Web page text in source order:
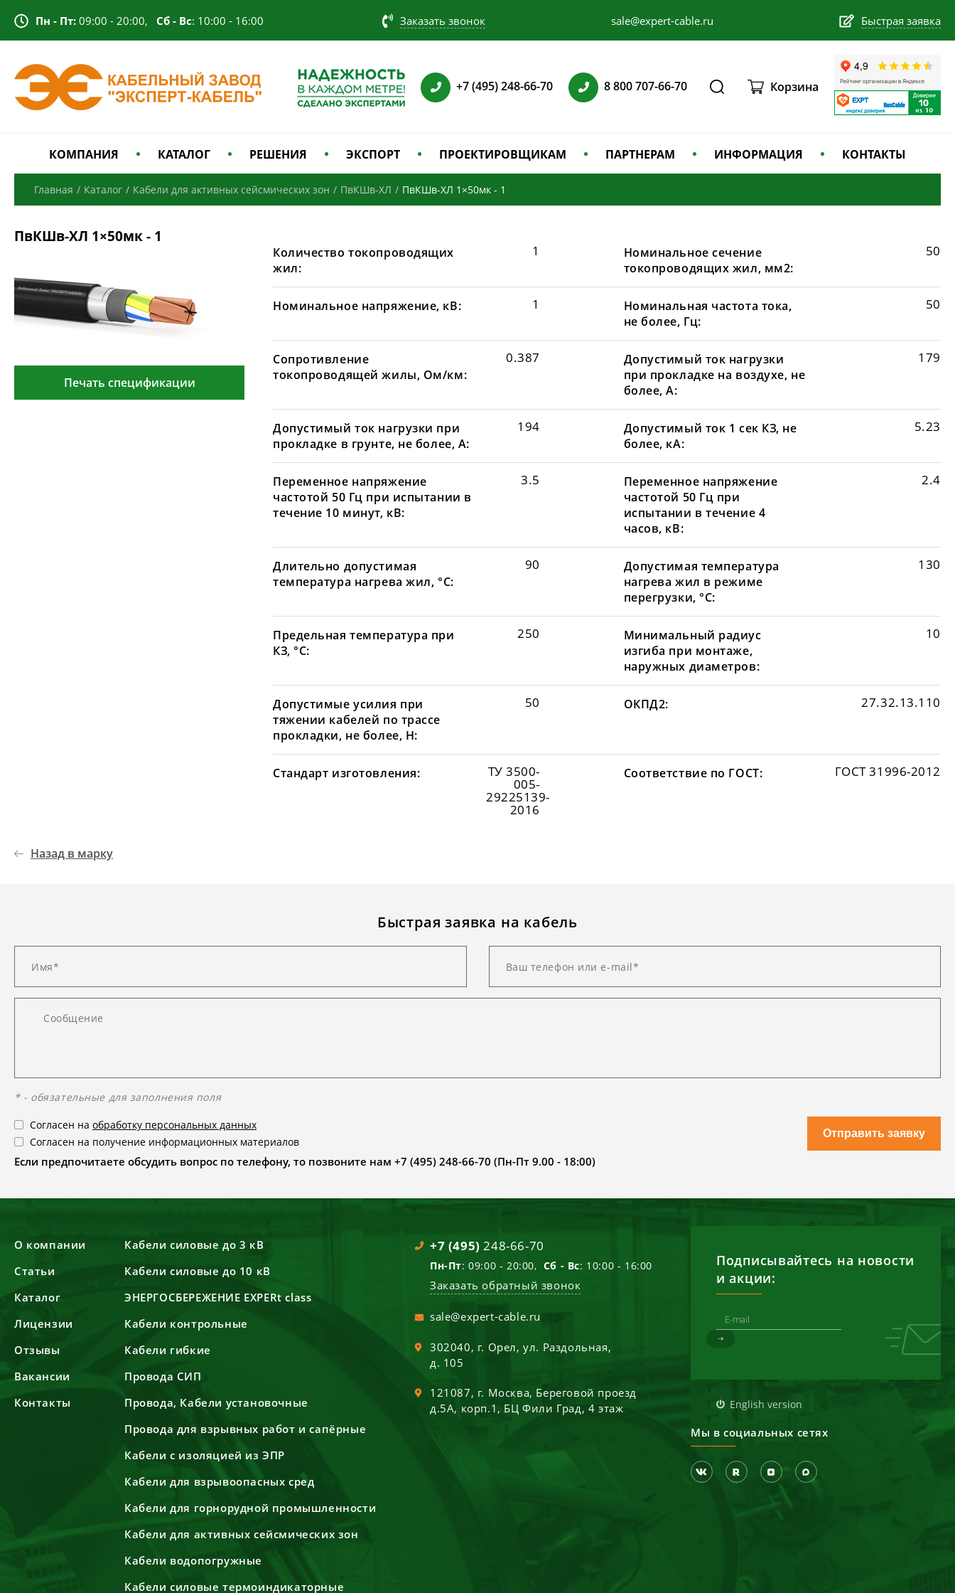
Пн - Пт: 09:00 - 20:00, Сб - Вс: 10:00 - 16:00 Заказать звонок sale@expert-cable.ru Быстрая заявка
+7 (495) 248-66-70 8 800 707-66-70 Корзина
КОМПАНИЯ КАТАЛОГ РЕШЕНИЯ ЭКСПОРТ ПРОЕКТИРОВЩИКАМ ПАРТНЕРАМ ИНФОРМАЦИЯ КОНТАКТЫ
Главная / Каталог / Кабели для активных сейсмических зон / ПвКШв-ХЛ / ПвКШв-ХЛ 1×50мк - 1
ПвКШв-ХЛ 1×50мк - 1
Печать спецификации
Количество токопроводящих
жил:
1
Номинальное сечение
токопроводящих жил, мм2:
50
Номинальное напряжение, кВ: 1
Номинальная частота тока,
не более, Гц:
50
Сопротивление
токопроводящей жилы, Ом/км:
0.387
Допустимый ток нагрузки
при прокладке на воздухе, не
более, А:
179
Допустимый ток нагрузки при
прокладке в грунте, не более, А:
194
Допустимый ток 1 сек КЗ, не
более, кА:
5.23
Переменное напряжение
частотой 50 Гц при испытании в
течение 10 минут, кВ:
3.5
Переменное напряжение
частотой 50 Гц при
испытании в течение 4
часов, кВ:
2.4
Длительно допустимая
температура нагрева жил, °С:
90
Допустимая температура
нагрева жил в режиме
перегрузки, °С:
130
Предельная температура при
КЗ, °С:
250
Минимальный радиус
изгиба при монтаже,
наружных диаметров:
10
Допустимые усилия при
тяжении кабелей по трассе
прокладки, не более, Н:
50 ОКПД2: 27.32.13.110
Стандарт изготовления: ТУ 3500-
005-
29225139-
2016
Соответствие по ГОСТ: ГОСТ 31996-2012
Назад в марку
Быстрая заявка на кабель
* - обязательные для заполнения поля
Согласен на обработку персональных данных
Согласен на получение информационных материалов
Если предпочитаете обсудить вопрос по телефону, то позвоните нам +7 (495) 248-66-70 (Пн-Пт 9.00 - 18:00)
Отправить заявку
О компании
Статьи
Каталог
Лицензии
Отзывы
Вакансии
Контакты
Кабели силовые до 3 кВ
Кабели силовые до 10 кВ
ЭНЕРГОСБЕРЕЖЕНИЕ EXPERt class
Кабели контрольные
Кабели гибкие
Провода СИП
Провода, Кабели установочные
Провода для взрывных работ и сапёрные
Кабели с изоляцией из ЭПР
Кабели для взрывоопасных сред
Кабели для горнорудной промышленности
Кабели для активных сейсмических зон
Кабели водопогружные
Кабели силовые термоиндикаторные
+7 (495) 248-66-70
Пн-Пт: 09:00 - 20:00, Сб - Вс: 10:00 - 16:00
Заказать обратный звонок
sale@expert-cable.ru
302040, г. Орел,ул. Раздольная,
д. 105
121087, г. Москва, Береговой проезд
д.5А, корп.1, БЦ Фили Град, 4 этаж
Подписывайтесь на новости
и акции:
English version
Мы в социальных сетях